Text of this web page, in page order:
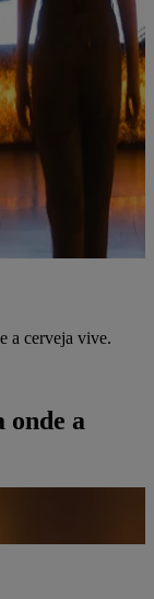
a cerveja vive.
onde a